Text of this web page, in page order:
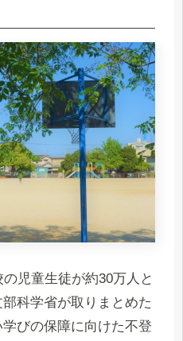
児童生徒が約30万人と
科学省が取りまとめた
学びの保障に向けた不登